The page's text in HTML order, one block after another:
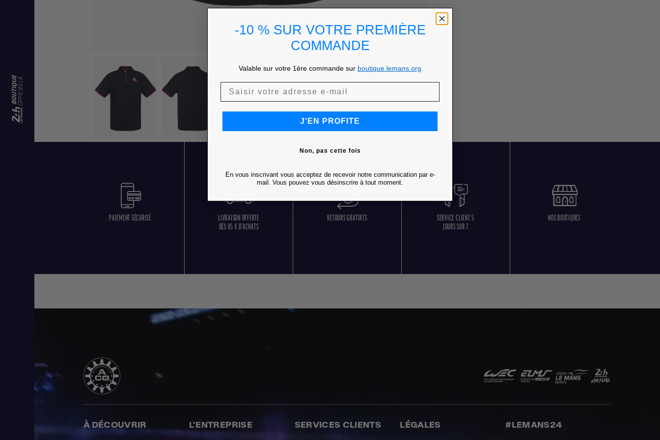
PAIEMENT SÉCURISÉ
LIVRAISON OFFERTE
DÈS 85 € D'ACHATS
RETOURS GRATUITS
SERVICE CLIENT 5
JOURS SUR 7
NOS BOUTIQUES
À DÉCOUVRIR L'ENTREPRISE SERVICES CLIENTS LÉGALES #LEMANS24
-10 % SUR VOTRE PREMIÈRE
COMMANDE
Valable sur votre 1ère commande sur boutique.lemans.org
J'EN PROFITE
Non, pas cette fois
En vous inscrivant vous acceptez de recevoir notre communication par e-
mail. Vous pouvez vous désinscrire à tout moment.